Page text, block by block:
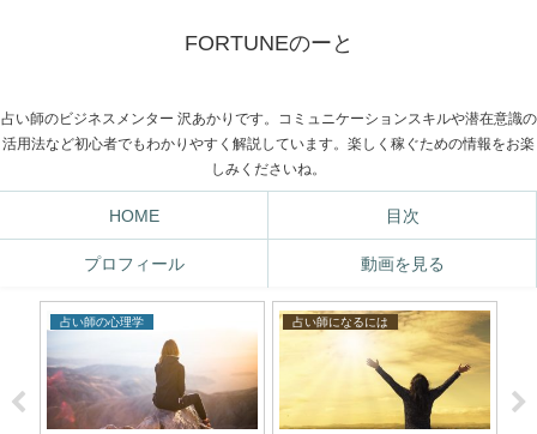
FORTUNEのーと
占い師のビジネスメンター 沢あかりです。コミュニケーションスキルや潜在意識の
活用法など初心者でもわかりやすく解説しています。楽しく稼ぐための情報をお楽
しみくださいね。
HOME 目次
プロフィール 動画を見る
占い師の心理学 占い師になるには